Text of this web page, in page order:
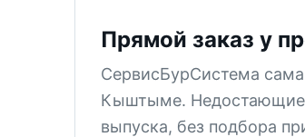
Прямой заказ у
СервисБурСистема
Кыштыме. Недостающие
выпуска, без подбора